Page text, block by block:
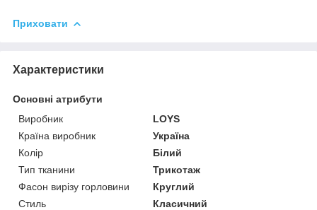
Приховати
Характеристики
Основні атрибути
Виробник
LOYS
Країна виробник
Україна
Колір
Білий
Тип тканини
Трикотаж
Фасон вирізу горловини
Круглий
Стиль
Класичний